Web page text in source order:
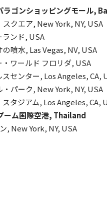
ラゴンショッピングモール,
スクエア, New York, NY, USA
ランド, USA
の噴水, Las Vegas, NV, USA
・ワールド フロリダ, USA
スセンター, Los Angeles, CA,
・パーク, New York, NY, USA
スタジアム, Los Angeles, CA,
ーム国際空港, Thailand
, New York, NY, USA